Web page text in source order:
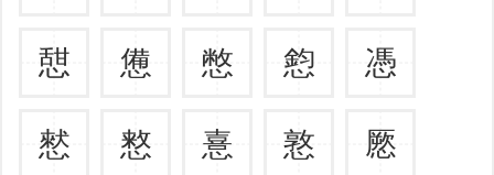
憇 憊 憋 憌 憑
憖 憗 憙 憝 憠